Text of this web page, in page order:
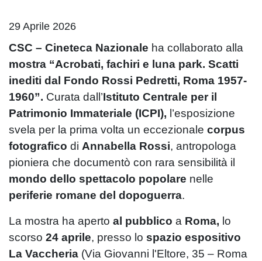
29 Aprile 2026
CSC – Cineteca Nazionale ha collaborato alla
mostra “Acrobati, fachiri e luna park. Scatti
inediti dal Fondo Rossi Pedretti, Roma 1957-
1960”. Curata dall’Istituto Centrale per il
Patrimonio Immateriale (ICPI), l’esposizione
svela per la prima volta un eccezionale corpus
fotografico di Annabella Rossi, antropologa
pioniera che documentò con rara sensibilità il
mondo dello spettacolo popolare nelle
periferie romane del dopoguerra.
La mostra ha aperto al pubblico a Roma, lo
scorso 24 aprile, presso lo spazio espositivo
La Vaccheria (Via Giovanni l'Eltore, 35 – Roma